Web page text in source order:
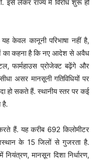
इसे लेकर राज्य में विरोध शुरू हो
केवल कानूनी परिभाषा नहीं है,
का कहना है कि नए आदेश से अवैध
फार्महाउस प्रोजेक्ट बढ़ेंगे और
असर मानसूनी गतिविधियों पर
हो सकते हैं. स्थानीय स्तर पर कई
है.
हैं. यह करीब 692 किलोमीटर
के 15 जिलों से गुजरता है.
मानसून दिशा निर्धारण,